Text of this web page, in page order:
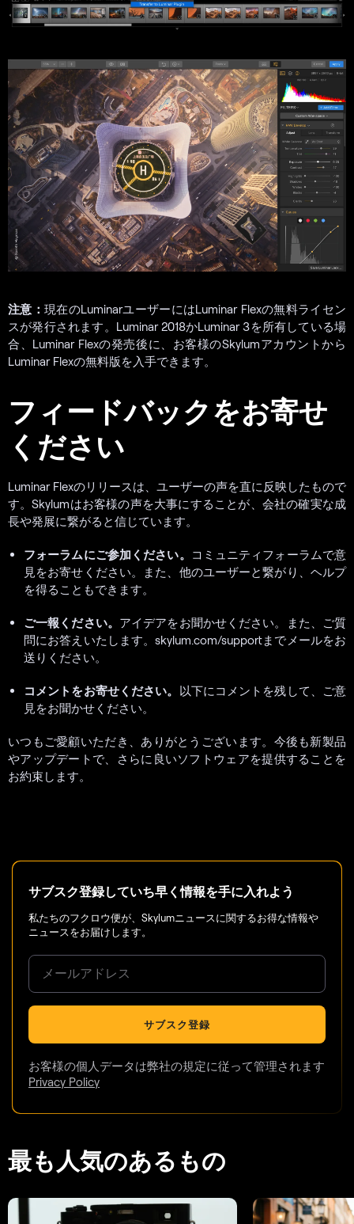
注意： 現在のLuminarユーザーにはLuminar Flexの無料ライセン
スが発行されます。Luminar 2018かLuminar 3を所有している場
合、Luminar Flexの発売後に、お客様のSkylumアカウントから
Luminar Flexの無料版を入手できます。
フィードバックをお寄せ
ください
Luminar Flexのリリースは、ユーザーの声を直に反映したもので
す。Skylumはお客様の声を大事にすることが、会社の確実な成
長や発展に繋がると信じています。
フォーラムにご参加ください。
コミュニティフォーラムで意
見をお寄せください。また、他のユーザーと繋がり、ヘルプ
を得ることもできます。
ご一報ください。 アイデアをお聞かせください。また、ご質
問にお答えいたします。skylum.com/supportまでメールをお
送りください。
コメントをお寄せください。 以下にコメントを残して、ご意
見をお聞かせください。
いつもご愛顧いただき、ありがとうございます。今後も新製品
やアップデートで、さらに良いソフトウェアを提供することを
お約束します。
サブスク登録していち早く情報を手に入れよう
私たちのフクロウ便が、Skylumニュースに関するお得な情報や
ニュースをお届けします。
サブスク登録
お客様の個人データは弊社の規定に従って管理されます
Privacy Policy
最も人気のあるもの